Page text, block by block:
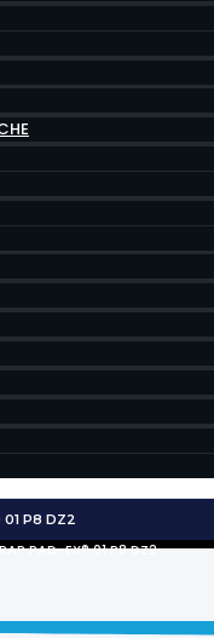
01 P8 DZ2
PAD-EX® 01 P8 DZ2